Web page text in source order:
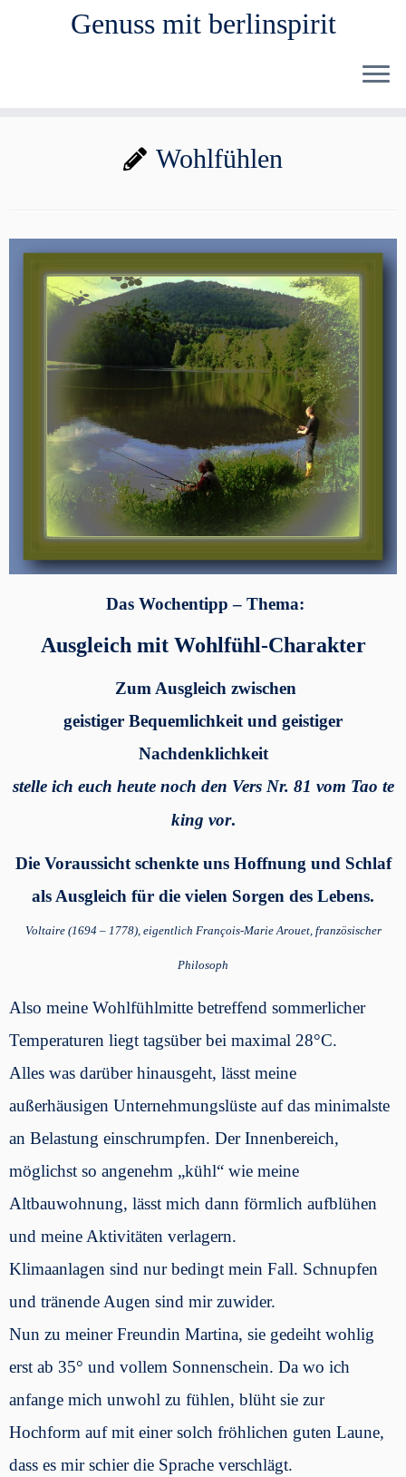
Genuss mit berlinspirit
Wohlfühlen
Das Wochentipp – Thema:
Ausgleich mit Wohlfühl-Charakter
Zum Ausgleich zwischen
geistiger Bequemlichkeit und geistiger
Nachdenklichkeit
stelle ich euch heute noch den Vers Nr. 81 vom Tao te
king vor.
Die Voraussicht schenkte uns Hoffnung und Schlaf
als Ausgleich für die vielen Sorgen des Lebens.
Voltaire (1694 – 1778), eigentlich François-Marie Arouet, französischer
Philosoph
Also meine Wohlfühlmitte betreffend sommerlicher
Temperaturen liegt tagsüber bei maximal 28°C.
Alles was darüber hinausgeht, lässt meine
außerhäusigen Unternehmungslüste auf das minimalste
an Belastung einschrumpfen. Der Innenbereich,
möglichst so angenehm „kühl“ wie meine
Altbauwohnung, lässt mich dann förmlich aufblühen
und meine Aktivitäten verlagern.
Klimaanlagen sind nur bedingt mein Fall. Schnupfen
und tränende Augen sind mir zuwider.
Nun zu meiner Freundin Martina, sie gedeiht wohlig
erst ab 35° und vollem Sonnenschein. Da wo ich
anfange mich unwohl zu fühlen, blüht sie zur
Hochform auf mit einer solch fröhlichen guten Laune,
dass es mir schier die Sprache verschlägt.